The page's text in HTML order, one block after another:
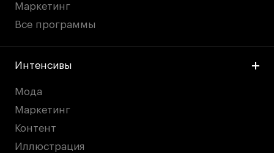
Маркетинг
Все программы
Интенсивы
Мода
Маркетинг
Контент
Иллюстрация